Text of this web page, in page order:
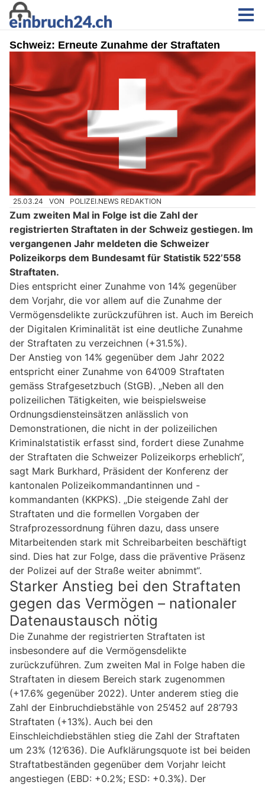
Schweiz: Erneute Zunahme der Straftaten
25.03.24 VON POLIZEI.NEWS REDAKTION
Zum zweiten Mal in Folge ist die Zahl der
registrierten Straftaten in der Schweiz gestiegen. Im
vergangenen Jahr meldeten die Schweizer
Polizeikorps dem Bundesamt für Statistik 522’558
Straftaten.
Dies entspricht einer Zunahme von 14% gegenüber
dem Vorjahr, die vor allem auf die Zunahme der
Vermögensdelikte zurückzuführen ist. Auch im Bereich
der Digitalen Kriminalität ist eine deutliche Zunahme
der Straftaten zu verzeichnen (+31.5%).
Der Anstieg von 14% gegenüber dem Jahr 2022
entspricht einer Zunahme von 64’009 Straftaten
gemäss Strafgesetzbuch (StGB). „Neben all den
polizeilichen Tätigkeiten, wie beispielsweise
Ordnungsdiensteinsätzen anlässlich von
Demonstrationen, die nicht in der polizeilichen
Kriminalstatistik erfasst sind, fordert diese Zunahme
der Straftaten die Schweizer Polizeikorps erheblich“,
sagt Mark Burkhard, Präsident der Konferenz der
kantonalen Polizeikommandantinnen und -
kommandanten (KKPKS). „Die steigende Zahl der
Straftaten und die formellen Vorgaben der
Strafprozessordnung führen dazu, dass unsere
Mitarbeitenden stark mit Schreibarbeiten beschäftigt
sind. Dies hat zur Folge, dass die präventive Präsenz
der Polizei auf der Straße weiter abnimmt“.
Starker Anstieg bei den Straftaten
gegen das Vermögen – nationaler
Datenaustausch nötig
Die Zunahme der registrierten Straftaten ist
insbesondere auf die Vermögensdelikte
zurückzuführen. Zum zweiten Mal in Folge haben die
Straftaten in diesem Bereich stark zugenommen
(+17.6% gegenüber 2022). Unter anderem stieg die
Zahl der Einbruchdiebstähle von 25’452 auf 28’793
Straftaten (+13%). Auch bei den
Einschleichdiebstählen stieg die Zahl der Straftaten
um 23% (12’636). Die Aufklärungsquote ist bei beiden
Straftatbeständen gegenüber dem Vorjahr leicht
angestiegen (EBD: +0.2%; ESD: +0.3%). Der